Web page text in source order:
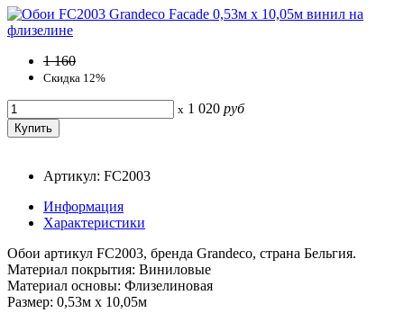
1 160
Скидка 12%
x 1 020 руб
Артикул: FC2003
Информация
Характеристики
Обои артикул FC2003, бренда Grandeco, страна Бельгия.
Материал покрытия: Виниловые
Материал основы: Флизелиновая
Размер: 0,53м x 10,05м